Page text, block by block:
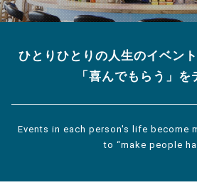
ひとりひとりの人生のイベン
「喜んでもらう」を
Events in each person's life become
to “make people